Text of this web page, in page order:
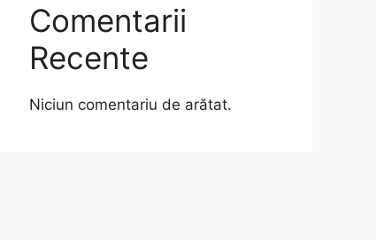
Comentarii
Recente
Niciun comentariu de arătat.